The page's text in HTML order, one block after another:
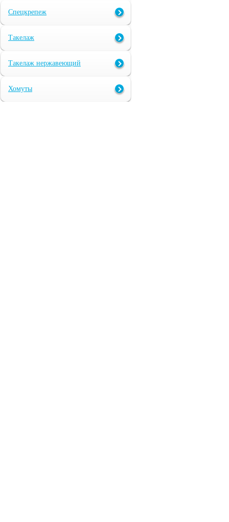
Спецкрепеж
Такелаж
Такелаж нержавеющий
Хомуты